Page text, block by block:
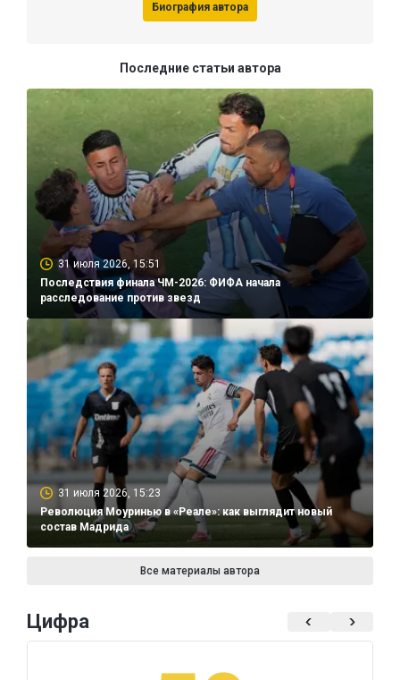
Биография автора
Последние статьи автора
31 июля 2026, 15:51
Последствия финала ЧМ-2026: ФИФА начала
расследование против звезд
31 июля 2026, 15:23
Революция Моуринью в «Реале»: как выглядит новый
состав Мадрида
Все материалы автора
Цифра